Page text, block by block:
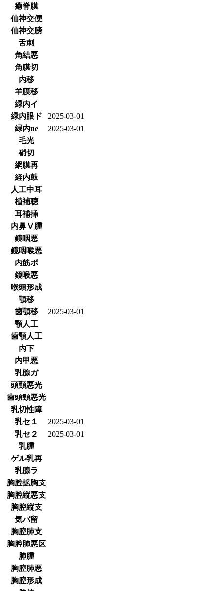
癒脊膜
仙神交便
仙神交膀
舌刺
角結悪
角膜切
内移
羊膜移
緑内イ
緑内眼ド
2025-03-01
緑内ne
2025-03-01
毛光
硝切
網膜再
経内鼓
人工中耳
植補聴
耳補挿
内鼻Ⅴ腫
鏡咽悪
鏡咽喉悪
内筋ボ
鏡喉悪
喉頭形成
顎移
歯顎移
2025-03-01
顎人工
歯顎人工
内下
内甲悪
乳腺ガ
頭頸悪光
歯頭頸悪光
乳切性障
乳セ１
2025-03-01
乳セ２
2025-03-01
乳腫
ゲル乳再
乳腺ラ
胸腔拡胸支
胸腔縦悪支
胸腔縦支
気バ留
胸腔肺支
胸腔肺悪区
肺腫
胸腔肺悪
胸腔形成